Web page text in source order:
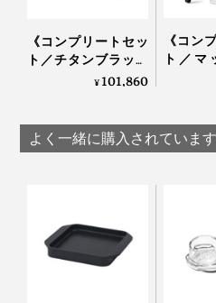
写真は「コンプリートセット／チタンゴー
最近ホームシェフに目覚め
《コンプリートセッ
ト／チタンブラック
＆ゴールド》0.3mm
イフ4種＋専用シャ
ープナー＋ガラスス
¥101,860
《コン
ト／マ
ー》
＋専用
＋ナイ
よく一緒に購入されています